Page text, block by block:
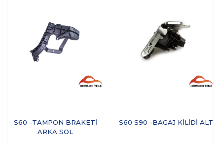
S60 -TAMPON BRAKETİ
ARKA SOL
S60 S90 -BAGAJ KİLİDİ ALT